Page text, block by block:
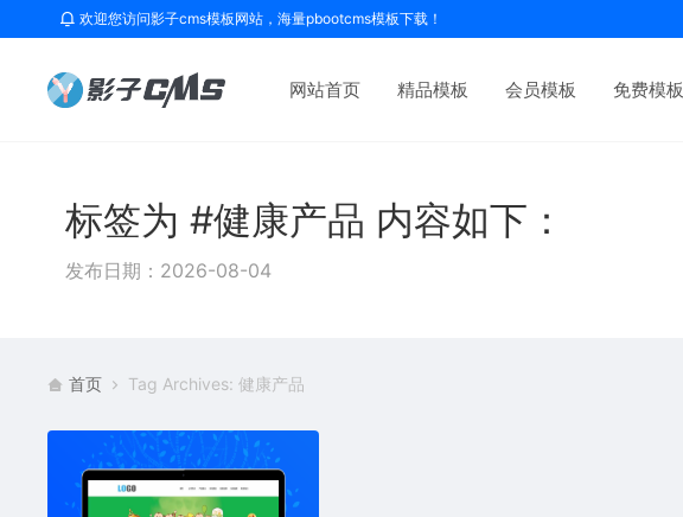
欢迎您访问影子cms模板网站，海量pbootcms模板下载！
网站首页 精品模板 会员模板 免费模板
标签为 #健康产品 内容如下：
发布日期：2026-08-04
首页 Tag Archives: 健康产品